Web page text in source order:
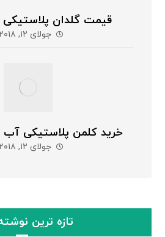
قیمت گلدان پلاستیکی
جولای ۱۲, ۲۰۱۸
خرید کلمن پلاستیکی آب
جولای ۱۲, ۲۰۱۸
تازه ترین